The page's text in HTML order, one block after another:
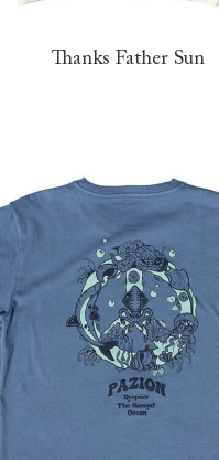
Thanks Father Sun